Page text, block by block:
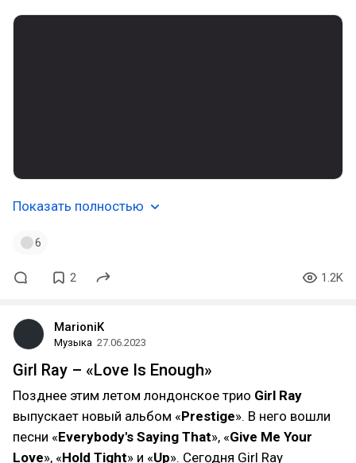
Показать полностью
6
2 1.2K
MarioniK
Музыка 27.06.2023
Girl Ray – «Love Is Enough»
Позднее этим летом лондонское трио Girl Ray
выпускает новый альбом «Prestige». В него вошли
песни «Everybody's Saying That», «Give Me Your
Love», «Hold Tight» и «Up». Сегодня Girl Ray